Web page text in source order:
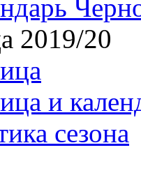
2019/20
и
сезона